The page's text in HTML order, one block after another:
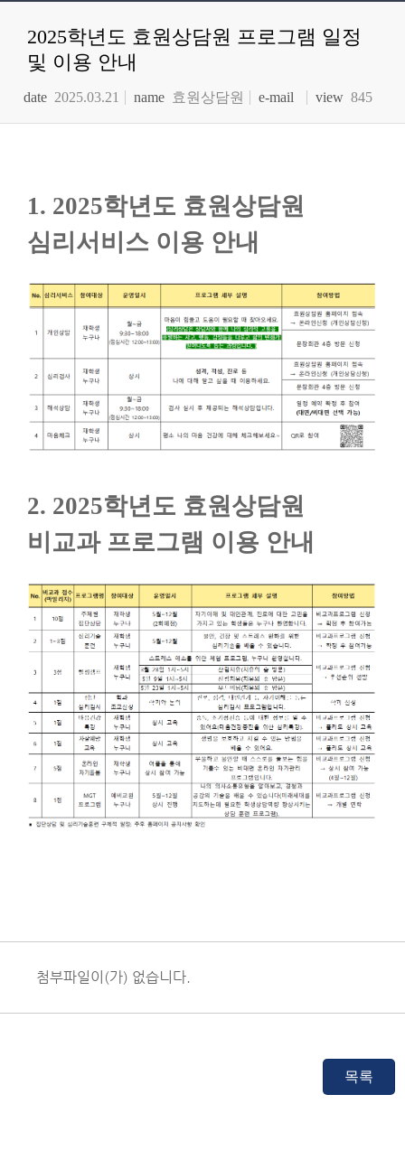
2025학년도 효원상담원 프로그램 일정
및 이용 안내
date 2025.03.21 name 효원상담원 e-mail view 845
1. 2025학년도 효원상담원
심리서비스 이용 안내
2. 2025학년도 효원상담원
비교과 프로그램 이용 안내
첨부파일이(가) 없습니다.